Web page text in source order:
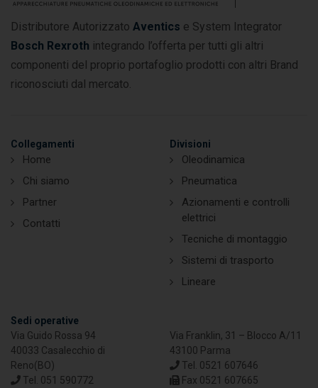
Distributore Autorizzato Aventics e System Integrator
Bosch Rexroth integrando l’offerta per tutti gli altri
componenti del proprio portafoglio prodotti con altri Brand
riconosciuti dal mercato.
Collegamenti
Home
Chi siamo
Partner
Contatti
Divisioni
Oleodinamica
Pneumatica
Azionamenti e controlli
elettrici
Tecniche di montaggio
Sistemi di trasporto
Lineare
Sedi operative
Via Guido Rossa 94
40033 Casalecchio di
Reno(BO)
Tel. 051 590772
Via Franklin, 31 – Blocco A/11
43100 Parma
Tel. 0521 607646
Fax 0521 607665